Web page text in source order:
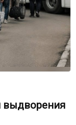
выдворения